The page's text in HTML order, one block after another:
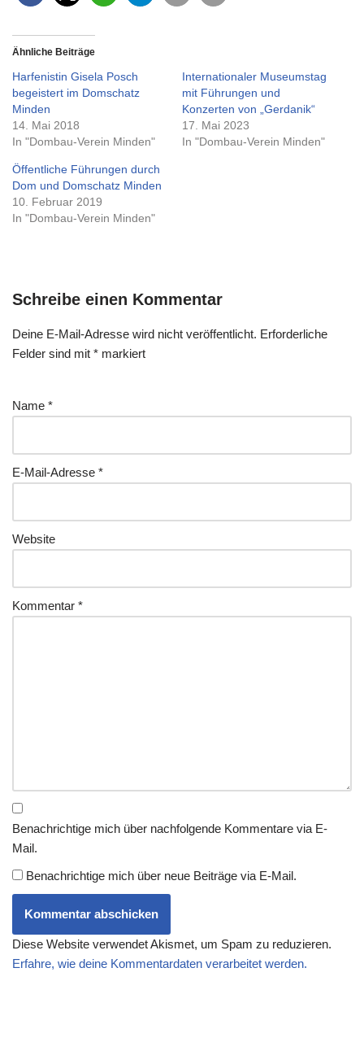
Ähnliche Beiträge
Harfenistin Gisela Posch
begeistert im Domschatz
Minden
14. Mai 2018
In "Dombau-Verein Minden"
Internationaler Museumstag
mit Führungen und
Konzerten von „Gerdanik“
17. Mai 2023
In "Dombau-Verein Minden"
Öffentliche Führungen durch
Dom und Domschatz Minden
10. Februar 2019
In "Dombau-Verein Minden"
Schreibe einen Kommentar
Deine E-Mail-Adresse wird nicht veröffentlicht. Erforderliche
Felder sind mit * markiert
Name *
E-Mail-Adresse *
Website
Kommentar *
Benachrichtige mich über nachfolgende Kommentare via E-
Mail.
Benachrichtige mich über neue Beiträge via E-Mail.
Diese Website verwendet Akismet, um Spam zu reduzieren.
Erfahre, wie deine Kommentardaten verarbeitet werden.